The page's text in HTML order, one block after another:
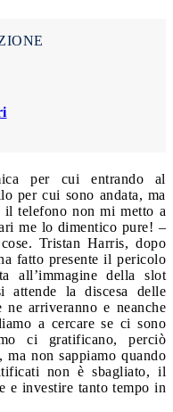
per cui entrando al
per cui sono andata, ma
telefono non mi metto a
me lo dimentico pure! –
Tristan Harris, dopo
fatto presente il pericolo
all’immagine della slot
attende la discesa delle
ne arriveranno e neanche
a cercare se ci sono
ci gratificano, perciò
ma non sappiamo quando
non è sbagliato, il
e investire tanto tempo in